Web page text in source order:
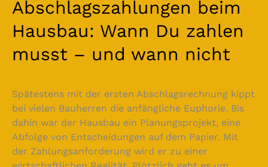
Abschlagszahlungen beim
Hausbau: Wann Du zahlen
musst – und wann nicht
Spätestens mit der ersten Abschlagsrechnung kippt
bei vielen Bauherren die anfängliche Euphorie. Bis
dahin war der Hausbau ein Planungsprojekt, eine
Abfolge von Entscheidungen auf dem Papier. Mit
der Zahlungsanforderung wird er zu einer